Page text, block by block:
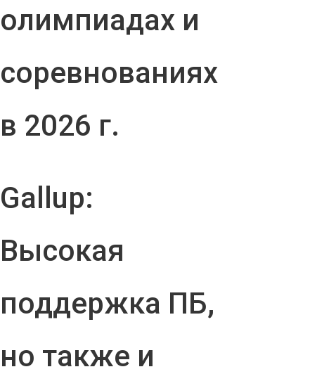
олимпиадах и
соревнованиях
в 2026 г.
Gallup:
Высокая
поддержка ПБ,
но также и